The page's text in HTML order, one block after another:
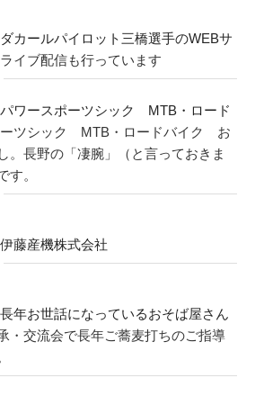
ダカールパイロット三橋選手のWEBサ
イブ配信も行っています
パワースポーツシック MTB・ロード
ーツシック MTB・ロードバイク お
。長野の「凄腕」（と言っておきま
す。
伊藤産機株式会社
長年お世話になっているおそば屋さん
・交流会で長年ご蕎麦打ちのご指導